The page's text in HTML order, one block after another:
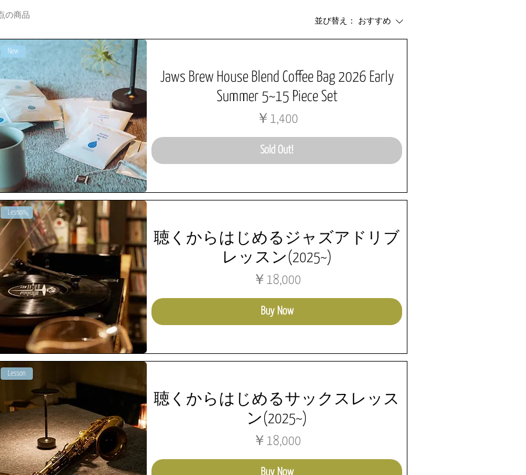
の商品
並び替え： おすすめ
New
Jaws Brew House Blend Coffee Bag 2026 Early
Summer 5~15 Piece Set
価格
￥1,400
Sold Out!
Lesson
聴くからはじめるジャズアドリブ
レッスン(2025~)
価格
￥18,000
Buy Now
Lesson
聴くからはじめるサックスレッス
ン(2025~)
価格
￥18,000
Buy Now